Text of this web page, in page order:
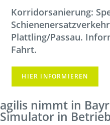
Verbindungen
Tickets
Freizeit
Service
Unternehmen
Korridorsanierung:
Plattling/Passau.
Fahrt.
HIER INFORMIEREN
agilis nimmt in
Simulator in Betrieb